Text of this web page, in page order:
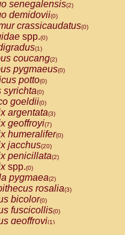
senegalensis(2)
demidovii(0)
crassicaudatus(0)
spp.(0)
(1)
coucang(2)
pygmaeus(0)
potto(0)
syrichta(0)
goeldii(0)
argentata(3)
geoffroyi(7)
humeralifer(0)
jacchus(20)
penicillata(2)
spp.(0)
pygmaea(2)
rosalia(3)
bicolor(0)
fuscicollis(0)
geoffroyi(1)